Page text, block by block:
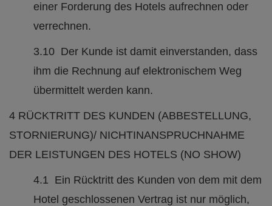
einer Forderung des Hotels aufrechnen oder
verrechnen.
3.10 Der Kunde ist damit einverstanden, dass
ihm die Rechnung auf elektronischem Weg
übermittelt werden kann.
4 RÜCKTRITT DES KUNDEN (ABBESTELLUNG,
STORNIERUNG)/ NICHTINANSPRUCHNAHME
DER LEISTUNGEN DES HOTELS (NO SHOW)
4.1 Ein Rücktritt des Kunden von dem mit dem
Hotel geschlossenen Vertrag ist nur möglich,